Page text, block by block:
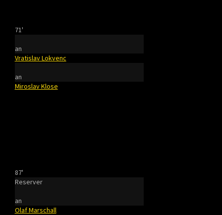
71'
an
Vratislav Lokvenc
an
Miroslav Klose
87'
Reserver
an
Olaf Marschall